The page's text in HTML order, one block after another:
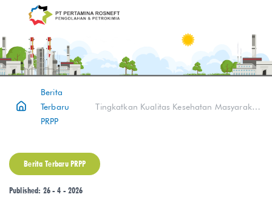
Berita
Terbaru
PRPP
Tingkatkan Kualitas Kesehatan Masyarakat, Begini Cara Polindes Menghasilkan Sumber Makanan Tambahan Secara Mandiri
Berita Terbaru PRPP
Published: 26 - 4 - 2026